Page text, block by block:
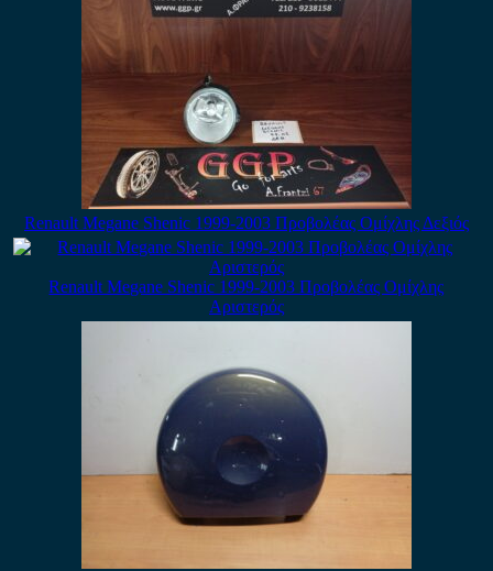
Renault Megane Shenic 1999-2003 Προβολέας Ομίχλης Δεξιός
Renault Megane Shenic 1999-2003 Προβολέας Ομίχλης
Αριστερός